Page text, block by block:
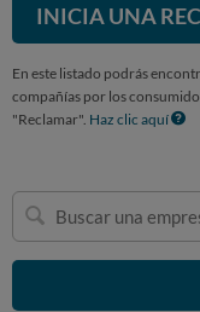
INICIA UNA
En este listado podrás
compañías por los
"Reclamar". Haz clic aquí
Buscar
una
empresa